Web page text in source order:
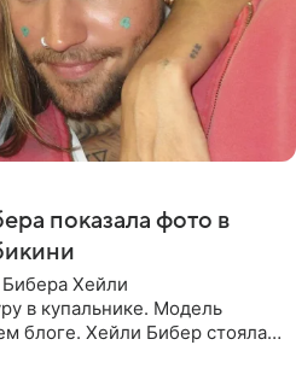
показала фото в
Хейли
в купальнике. Модель
блоге. Хейли Бибер стояла